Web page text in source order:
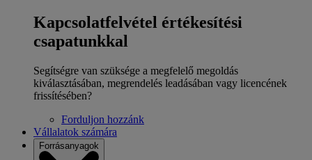
Kapcsolatfelvétel értékesítési
csapatunkkal
Segítségre van szüksége a megfelelő megoldás
kiválasztásában, megrendelés leadásában vagy licencének
frissítésében?
Forduljon hozzánk
Vállalatok számára
Forrásanyagok